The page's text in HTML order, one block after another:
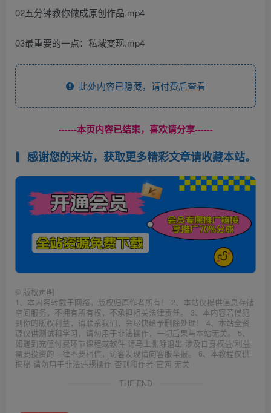
02五分钟教你做成原创作品.mp4
03最重要的一点：私域变现.mp4
此处内容已隐藏，请付费后查看
------本页内容已结束，喜欢请分享------
感谢您的来访，获取更多精彩文章请收藏本站。
© 版权声明
1、本内容转载于网络，版权归原作者所有！ 2、本站仅提供信息存储
空间服务，不拥有所有权，不承担相关法律责任。 3、本内容若侵犯
到你的版权利益，请联系我们，会尽快给予删除处理！ 4、本站全资
源仅供测试和学习，请勿用于非法操作，一切后果与本站无关。 5、
如遇到充值付费环节课程或软件 请马上删除退出 涉及自身权益/利益
需要投资的一律不要相信，访客发现请向客服举报。 6、本教程仅供
揭秘 请勿用于非法违规操作 否则和作者 官网 无关
THE END